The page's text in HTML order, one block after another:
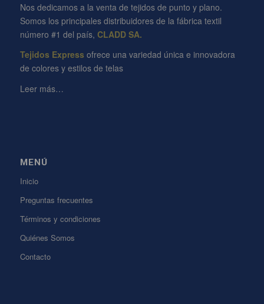
Nos dedicamos a la venta de tejidos de punto y plano.
Somos los principales distribuidores de la fábrica textil
número #1 del país, CLADD SA.
Tejidos Express ofrece una variedad única e innovadora
de colores y estilos de telas
Leer más…
MENÚ
Inicio
Preguntas frecuentes
Términos y condiciones
Quiénes Somos
Contacto